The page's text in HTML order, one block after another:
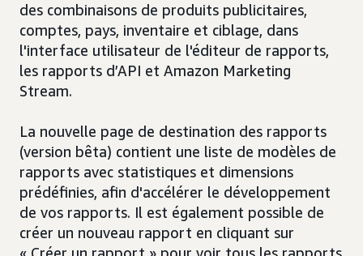
des combinaisons de produits publicitaires,
comptes, pays, inventaire et ciblage, dans
l'interface utilisateur de l'éditeur de rapports,
les rapports d’API et Amazon Marketing
Stream.
La nouvelle page de destination des rapports
(version bêta) contient une liste de modèles de
rapports avec statistiques et dimensions
prédéfinies, afin d'accélérer le développement
de vos rapports. Il est également possible de
créer un nouveau rapport en cliquant sur